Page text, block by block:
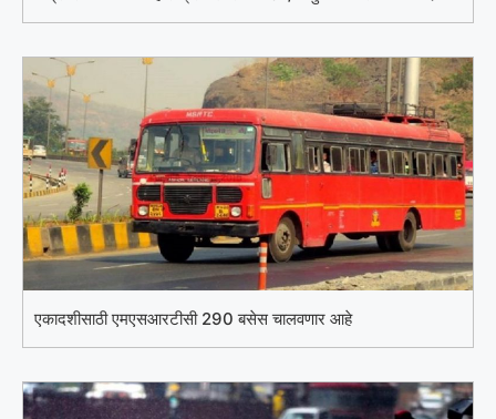
एकादशीसाठी एमएसआरटीसी 290 बसेस चालवणार आहे